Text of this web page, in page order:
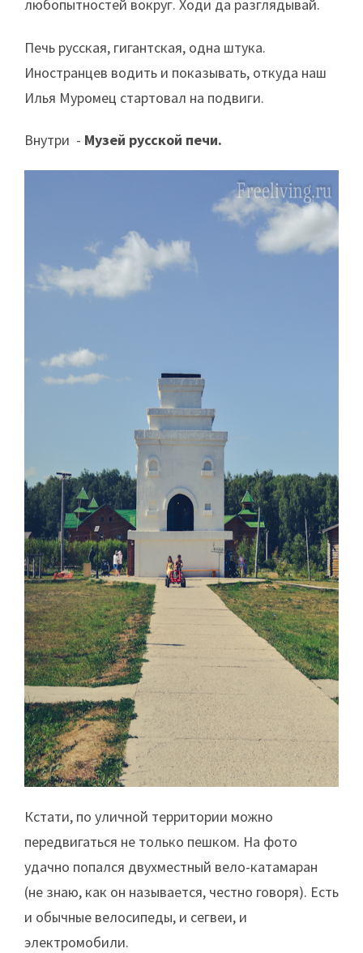
любопытностей вокруг. Ходи да разглядывай.
Печь русская, гигантская, одна штука.
Иностранцев водить и показывать, откуда наш
Илья Муромец стартовал на подвиги.
Внутри - Музей русской печи.
Кстати, по уличной территории можно
передвигаться не только пешком. На фото
удачно попался двухместный вело-катамаран
(не знаю, как он называется, честно говоря). Есть
и обычные велосипеды, и сегвеи, и
электромобили.